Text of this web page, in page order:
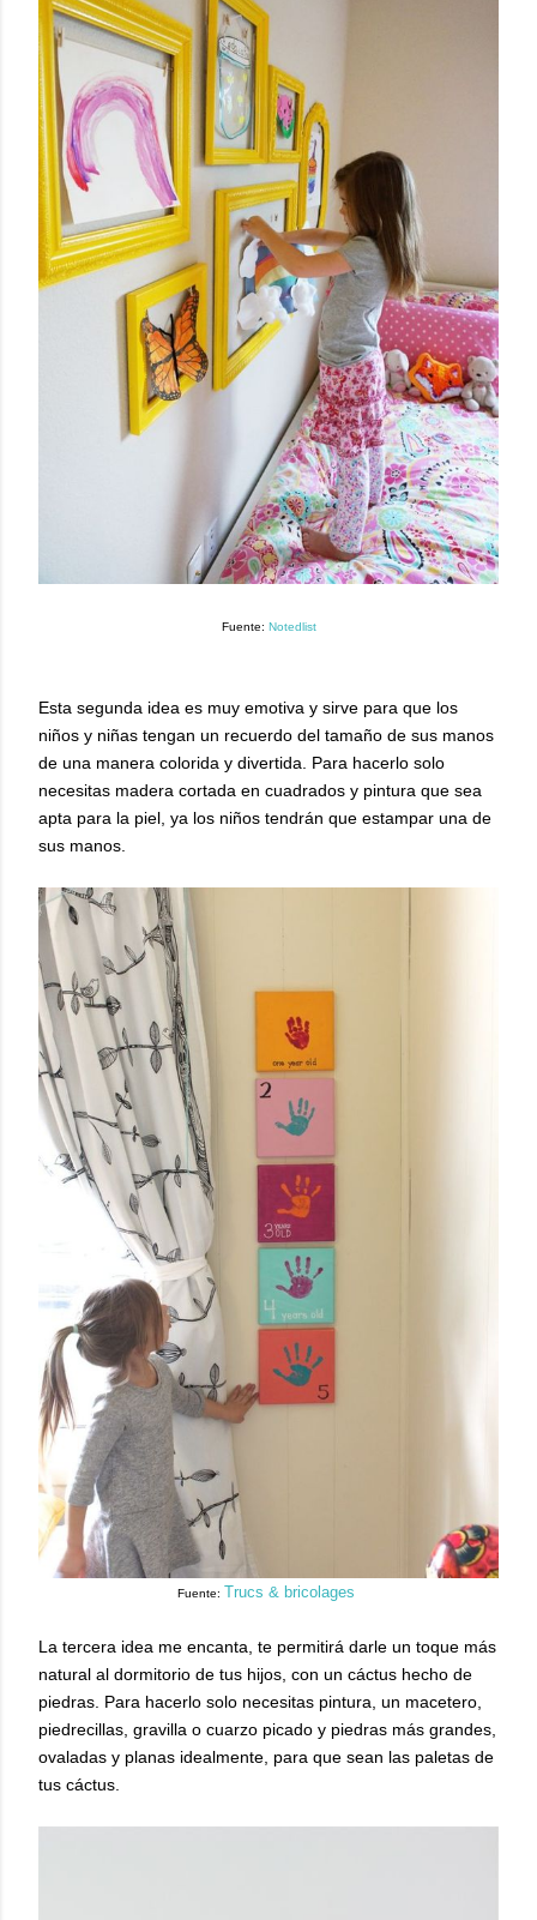
Fuente: Notedlist
Esta segunda idea es muy emotiva y sirve para que los
niños y niñas tengan un recuerdo del tamaño de sus manos
de una manera colorida y divertida. Para hacerlo solo
necesitas madera cortada en cuadrados y pintura que sea
apta para la piel, ya los niños tendrán que estampar una de
sus manos.
Fuente: Trucs & bricolages
La tercera idea me encanta, te permitirá darle un toque más
natural al dormitorio de tus hijos, con un cáctus hecho de
piedras. Para hacerlo solo necesitas pintura, un macetero,
piedrecillas, gravilla o cuarzo picado y piedras más grandes,
ovaladas y planas idealmente, para que sean las paletas de
tus cáctus.